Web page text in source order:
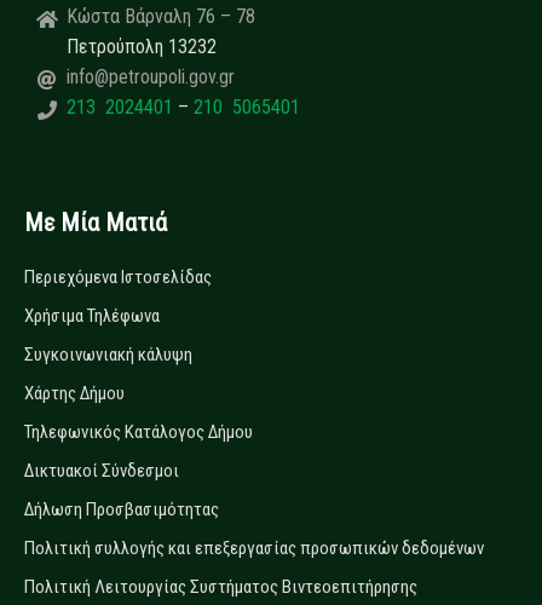
Κώστα Βάρναλη 76 – 78
Πετρούπολη 13232
info@petroupoli.gov.gr
213 2024401 – 210 5065401
Με Μία Ματιά
Περιεχόμενα Ιστοσελίδας
Χρήσιμα Τηλέφωνα
Συγκοινωνιακή κάλυψη
Χάρτης Δήμου
Τηλεφωνικός Κατάλογος Δήμου
Δικτυακοί Σύνδεσμοι
Δήλωση Προσβασιμότητας
Πολιτική συλλογής και επεξεργασίας προσωπικών δεδομένων
Πολιτική Λειτουργίας Συστήματος Βιντεοεπιτήρησης